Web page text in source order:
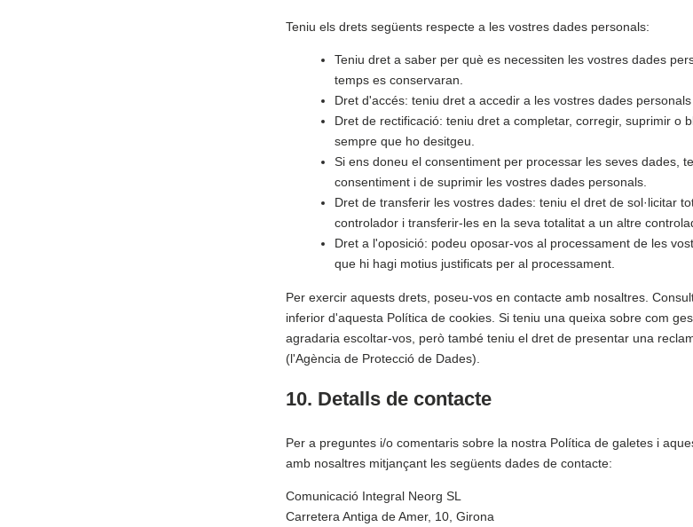
Teniu els drets següents respecte a les vostres dades personals:
Teniu dret a saber per què es necessiten les vostres dades
temps es conservaran.
Dret d'accés: teniu dret a accedir a les vostres dades
Dret de rectificació: teniu dret a completar, corregir, suprimir o
sempre que ho desitgeu.
Si ens doneu el consentiment per processar les seves dades,
consentiment i de suprimir les vostres dades personals.
Dret de transferir les vostres dades: teniu el dret de sol·licitar
controlador i transferir-les en la seva totalitat a un altre
Dret a l'oposició: podeu oposar-vos al processament de les
que hi hagi motius justificats per al processament.
Per exercir aquests drets, poseu-vos en contacte amb nosaltres.
inferior d'aquesta Política de cookies. Si teniu una queixa sobre com
agradaria escoltar-vos, però també teniu el dret de presentar una
(l'Agència de Protecció de Dades).
10. Detalls de contacte
Per a preguntes i/o comentaris sobre la nostra Política de galetes i
amb nosaltres mitjançant les següents dades de contacte:
Comunicació Integral Neorg SL
Carretera Antiga de Amer, 10, Girona